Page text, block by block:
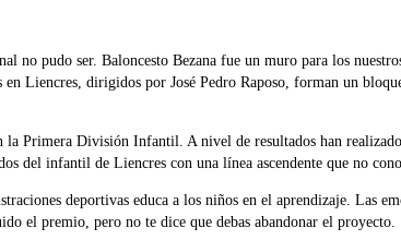
pudo ser. Baloncesto Bezana fue un muro para los
Liencres, dirigidos por José Pedro Raposo, forman un
Primera División Infantil. A nivel de resultados han
del infantil de Liencres con una línea ascendente que no
deportivas educa a los niños en el aprendizaje. Las
el premio, pero no te dice que debas abandonar el proyecto.